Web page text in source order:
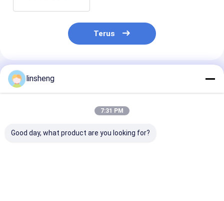
Terus
Rekomendasi Produk
linsheng
7:31 PM
Good day, what product are you looking for?